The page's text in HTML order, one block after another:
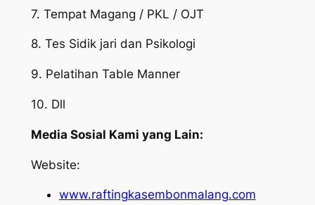
7. Tempat Magang / PKL / OJT
8. Tes Sidik jari dan Psikologi
9. Pelatihan Table Manner
10. Dll
Media Sosial Kami yang Lain:
Website:
www.raftingkasembonmalang.com